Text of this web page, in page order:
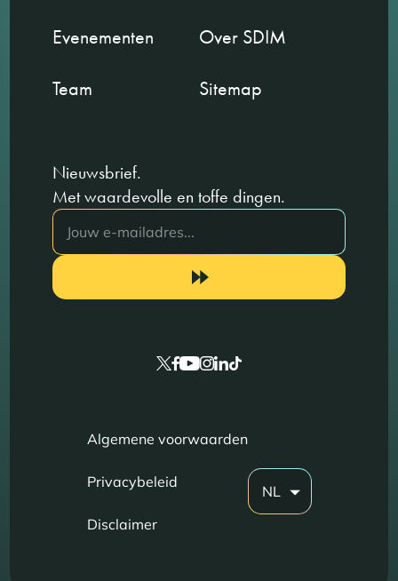
Evenementen
Over SDIM
Team
Sitemap
Nieuwsbrief.
Met waardevolle en toffe dingen.
Algemene voorwaarden
Privacybeleid
Disclaimer
NL